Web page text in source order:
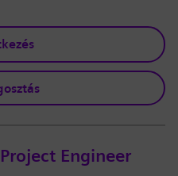
Engineer